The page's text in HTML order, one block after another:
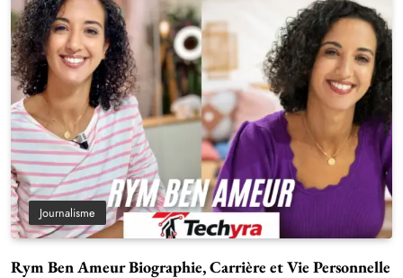
Journalisme
Rym Ben Ameur Biographie, Carrière et Vie Personnelle